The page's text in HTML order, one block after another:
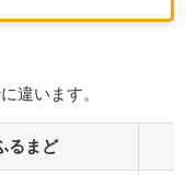
違います。
るまど